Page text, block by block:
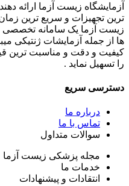
آزمایشگاه زیست آزما ارائه‌
ترین تجهیزات و سریع ترین
زیست آزما یک سامانه تخصصی
ها از جمله آزمایشات ژنتیکی
کیفیت و دقت و مناسبت ترین
را تسهیل نماید .
دسترسی سریع
درباره ما
تماس با ما
سوالات متداول
مجله پزشکی زیست آزما
خدمات ما
انتقادات و پیشنهادات